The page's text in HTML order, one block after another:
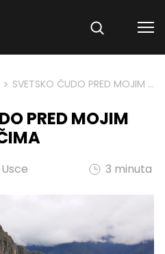
> SVETSKO ČUDO PRED MOJIM OČIMA
PRED MOJIM
Usce 3 minuta